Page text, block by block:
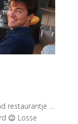
restaurantje …
😉 Losse